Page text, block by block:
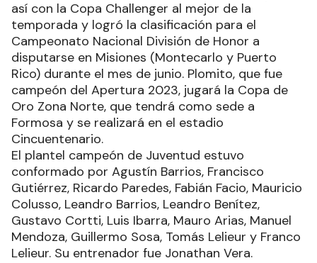
así con la Copa Challenger al mejor de la
temporada y logró la clasificación para el
Campeonato Nacional División de Honor a
disputarse en Misiones (Montecarlo y Puerto
Rico) durante el mes de junio. Plomito, que fue
campeón del Apertura 2023, jugará la Copa de
Oro Zona Norte, que tendrá como sede a
Formosa y se realizará en el estadio
Cincuentenario.
El plantel campeón de Juventud estuvo
conformado por Agustín Barrios, Francisco
Gutiérrez, Ricardo Paredes, Fabián Facio, Mauricio
Colusso, Leandro Barrios, Leandro Benítez,
Gustavo Cortti, Luis Ibarra, Mauro Arias, Manuel
Mendoza, Guillermo Sosa, Tomás Lelieur y Franco
Lelieur. Su entrenador fue Jonathan Vera.